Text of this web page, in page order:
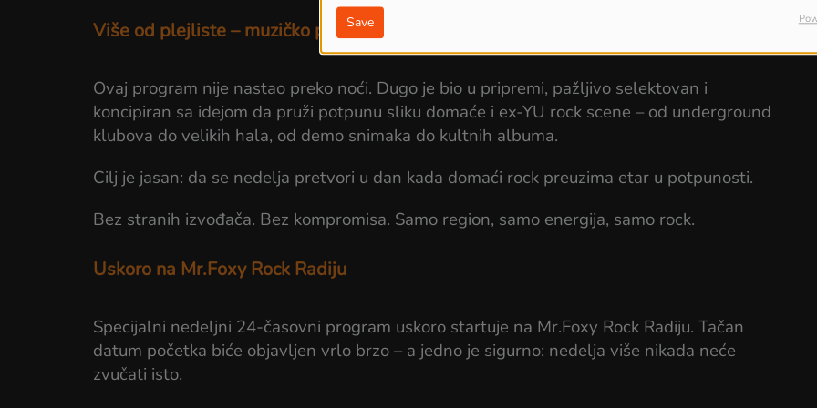
Save
Više od plejlistе – muzičko putovanje
Ovaj program nije nastao preko noći. Dugo je bio u pripremi, pažljivo selektovan i
koncipiran sa idejom da pruži potpunu sliku domaće i ex-YU rock scene – od underground
klubova do velikih hala, od demo snimaka do kultnih albuma.
Cilj je jasan: da se nedelja pretvori u dan kada domaći rock preuzima etar u potpunosti.
Bez stranih izvođača. Bez kompromisa. Samo region, samo energija, samo rock.
Uskoro na Mr.Foxy Rock Radiju
Specijalni nedeljni 24-časovni program uskoro startuje na Mr.Foxy Rock Radiju. Tačan
datum početka biće objavljen vrlo brzo – a jedno je sigurno: nedelja više nikada neće
zvučati isto.